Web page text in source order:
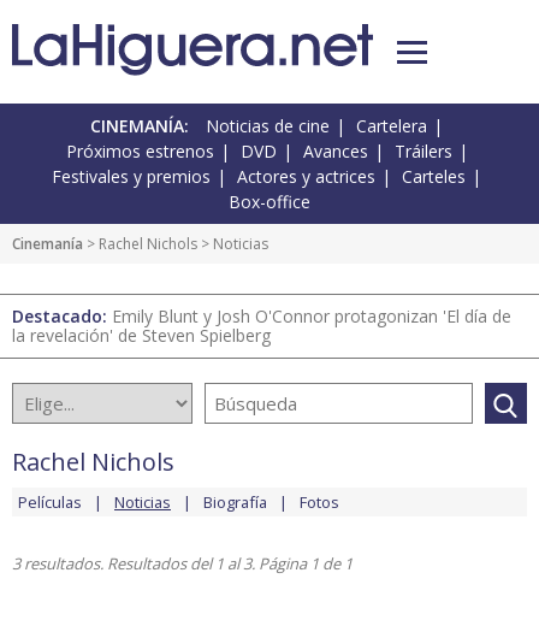
CINEMANÍA: Noticias de cine
Cartelera
Próximos estrenos
DVD Avances
Tráilers
Festivales y premios
Actores y actrices
Carteles
Box-office
Cinemanía > Rachel Nichols > Noticias
Destacado: Emily Blunt y Josh O'Connor protagonizan 'El día de
la revelación' de Steven Spielberg
Rachel Nichols
Películas Noticias Biografía Fotos
3 resultados. Resultados del 1 al 3. Página 1 de 1